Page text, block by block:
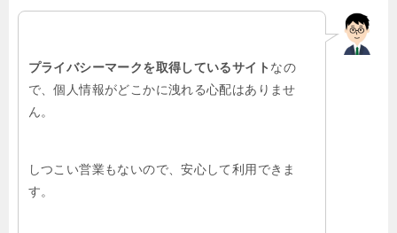
プライバシーマークを取得しているサイト なの
で、個人情報がどこかに洩れる心配はありませ
ん。
しつこい営業もないので、安心して利用できま
す。